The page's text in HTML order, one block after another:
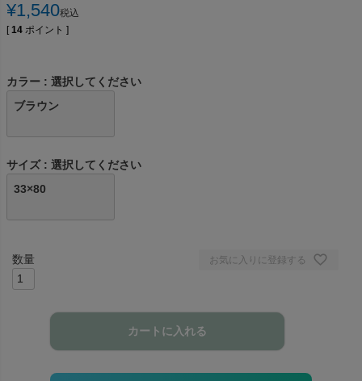
¥1,540税込
[ 14 ポイント ]
カラー
選択してください
ブラウン
サイズ
選択してください
33×80
お気に入りに登録する
カートに入れる